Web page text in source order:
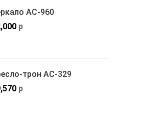
АС-960
р
трон АС-329
р